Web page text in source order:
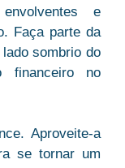
e
Faça parte da
sombrio do
financeiro no
Aproveite-a
se tornar um